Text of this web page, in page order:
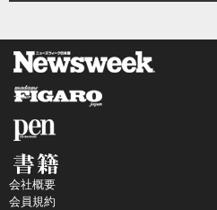
会社概要
会員規約